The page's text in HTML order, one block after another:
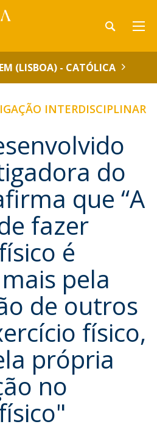
(LISBOA) - CATÓLICA
INTERDISCIPLINAR
do
que “A
fazer
é
pela
de outros
físico,
própria
no